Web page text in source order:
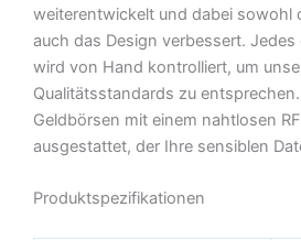
weiterentwickelt und dabei sowohl
auch das Design verbessert. Jedes
wird von Hand kontrolliert, um
Qualitätsstandards zu
Geldbörsen mit einem nahtlosen
ausgestattet, der Ihre sensiblen
Produktspezifikationen